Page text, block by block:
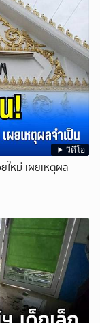
วิดีโอ
ใหม่ เผยเหตุผล